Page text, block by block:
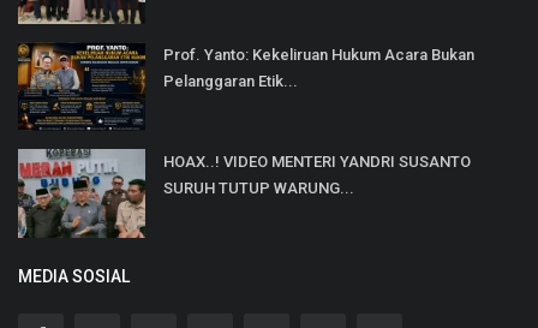
Prof. Yanto: Kekeliruan Hukum Acara Bukan
Pelanggaran Etik...
HOAX..! VIDEO MENTERI YANDRI SUSANTO
SURUH TUTUP WARUNG...
MEDIA SOSIAL